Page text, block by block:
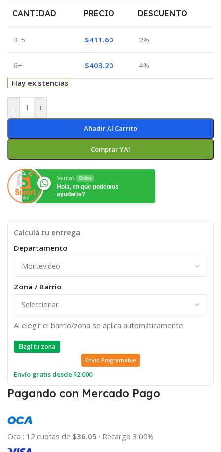
CANTIDAD PRECIO DESCUENTO
3-5 $411.60 2%
6+ $403.20
4%
Hay existencias
- +
Añadir Al Carrito
Comprar YA!
Ventas Online
Hola, en que podemos
ayudarte?
Calculá tu entrega
Departamento
Zona / Barrio
Al elegir el barrio/zona se aplica automáticamente.
Elegí tu zona
Envio Programable
Envío gratis desde $2.000
Pagando con Mercado Pago
Oca : 12 cuotas de $36.05 · Recargo 3.00%